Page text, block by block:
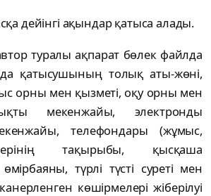
дейінгі ақындар қатыса алады.
туралы ақпарат бөлек файлда
қатысушының толық аты-жөні,
орны мен қызметі, оқу орны мен
мекенжайы, электронды
телефондары (жұмыс,
тақырыбы, қысқаша
түрлі түсті суреті мен
көшірмелері жіберілуі